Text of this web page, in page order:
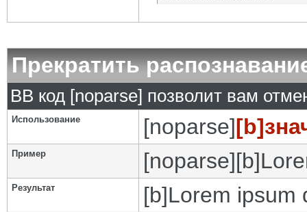
Прекратить
BB код [noparse] позволит вам
Использование [noparse]
Пример
Результат [b]Lorem ipsum